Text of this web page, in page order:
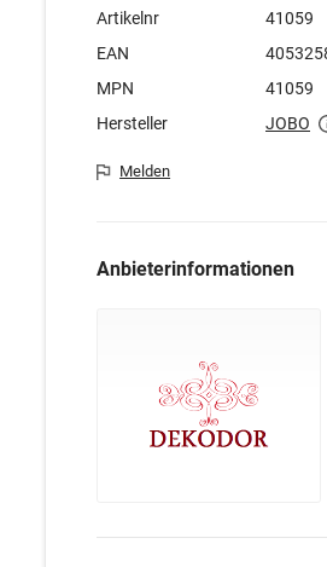
Artikelnr
41059
EAN
MPN
41059
Hersteller
JOBO
Melden
Anbieterinformationen